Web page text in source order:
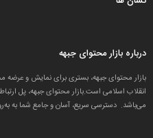
درباره بازار محتوای جبهه
بازار محتوای جبهه، بستری برای نمایش و
انقلاب اسلامی است.بازار محتوای جبهه، پل
می‌باشد. دسترسی سریع، آسان و جامع شما به